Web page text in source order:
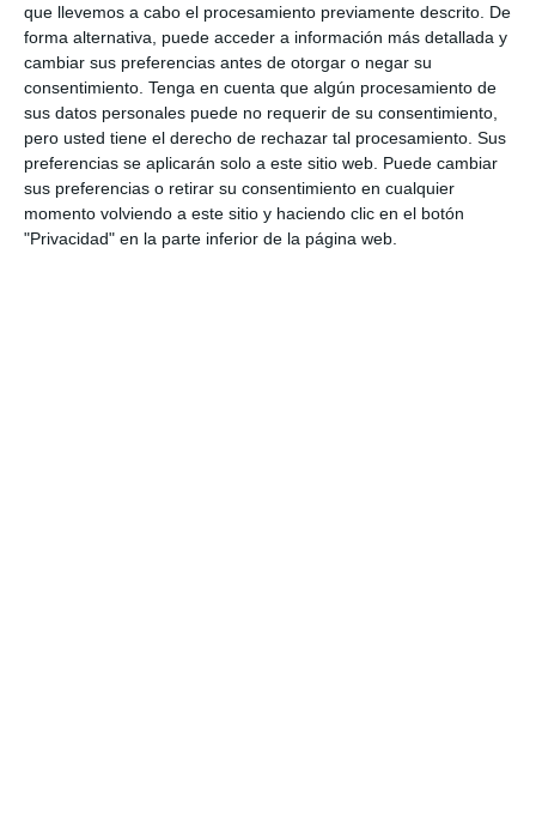
que llevemos a cabo el procesamiento previamente descrito. De
forma alternativa, puede acceder a información más detallada y
cambiar sus preferencias antes de otorgar o negar su
consentimiento. Tenga en cuenta que algún procesamiento de
sus datos personales puede no requerir de su consentimiento,
pero usted tiene el derecho de rechazar tal procesamiento. Sus
preferencias se aplicarán solo a este sitio web. Puede cambiar
sus preferencias o retirar su consentimiento en cualquier
momento volviendo a este sitio y haciendo clic en el botón
"Privacidad" en la parte inferior de la página web.
Media, actividad de repaso o complemento para
proyectos deGeografía e Historia en ESO.
Gracias a su formato ilustrado y esquemático,
resulta especialmente útil para trabajar la
expansión vikinga, comprender su influencia en la
Europa medieval y descubrir aspectos de su
cultura, creencias y forma de vida de manera
visual y atractiva.